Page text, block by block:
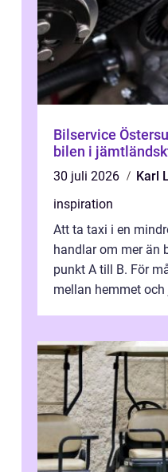
Bilservice Östersund så tar du
bilen i
30 juli 2026
Karl
inspiration
Att ta taxi i en
handlar om mer än
punkt A till B. För
mellan hemmet